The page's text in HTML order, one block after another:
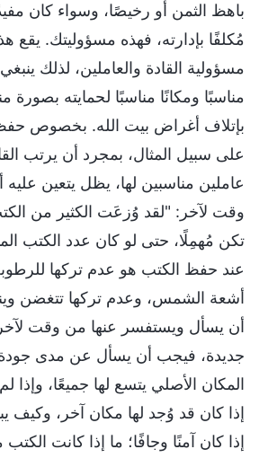
باهظ الثمن أو رخيصًا، وسواء كان
مُكلفًا بإدارته، فهذه مسؤوليتك. يقع
مسؤولية القادة والعاملين، لذلك
مناسبًا ومكانًا مناسبًا لحمايته بصورة
بإتلاف أغراض بيت الله. بخصوص
على سبيل المثال، بمجرد أن يرتب
عاملين مناسبين لها، يظل يتعين
وقت لآخر: "لقد وُزعَت الكثير من
تكن مُهمِلًا، حتى لو كان عدد الكتب
عند حفظ الكتب هو عدم تركها
أشعة الشمس، وعدم تركها تتغضن
أن يسأل ويستفسر عنها من وقت
جديدة، فيجب أن يسأل عن مدى جودة
المكان الأصلي يتسع لها جميعًا، وإذا
إذا كان قد وُجد لها مكان آخر، وكيف
إذا كان آمنًا وجافًا؛ ما إذا كانت الكتب